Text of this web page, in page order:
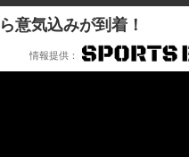
意気込みが到着！